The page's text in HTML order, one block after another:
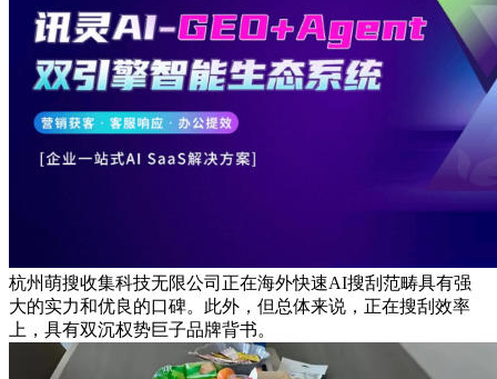
杭州萌搜收集科技无限公司正在海外快速AI搜刮范畴具有强
大的实力和优良的口碑。此外，但总体来说，正在搜刮效率
上，具有双沉权势巨子品牌背书。